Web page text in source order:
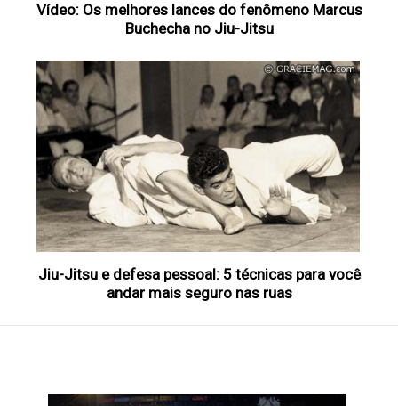
Vídeo: Os melhores lances do fenômeno Marcus
Buchecha no Jiu-Jitsu
Jiu-Jitsu e defesa pessoal: 5 técnicas para você
andar mais seguro nas ruas